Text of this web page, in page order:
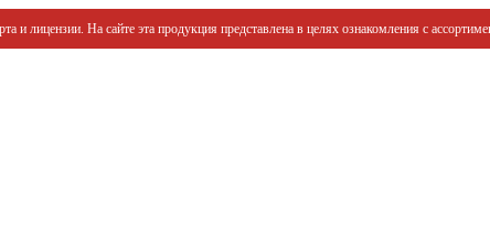
лицензии. На сайте эта продукция представлена в целях ознакомления с